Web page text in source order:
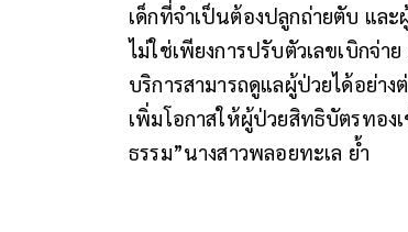
เด็กที่จำเป็นต้องปลูกถ่ายตับ และ
ไม่ใช่เพียงการปรับตัวเลขเบิกจ่
บริการสามารถดูแลผู้ป่วยได้อย่า
เพิ่มโอกาสให้ผู้ป่วยสิทธิบัตรทอง
ธรรม”นางสาวพลอยทะเล ย้ำ